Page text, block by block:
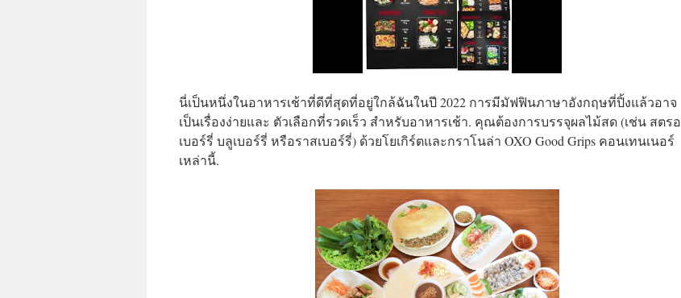
นี่เป็นหนึ่งในอาหารเช้าที่ดีที่สุดที่อยู่ใกล้ฉันในปี 2022 การมีมัฟฟินภาษาอังกฤษที่ปิ้งแล้วอาจ
เป็นเรื่องง่ายและ ตัวเลือกที่รวดเร็ว สำหรับอาหารเช้า. คุณต้องการบรรจุผลไม้สด (เช่น สตรอ
เบอร์รี่ บลูเบอร์รี่ หรือราสเบอร์รี่) ด้วยโยเกิร์ตและกราโนล่า OXO Good Grips คอนเทนเนอร์
เหล่านี้.